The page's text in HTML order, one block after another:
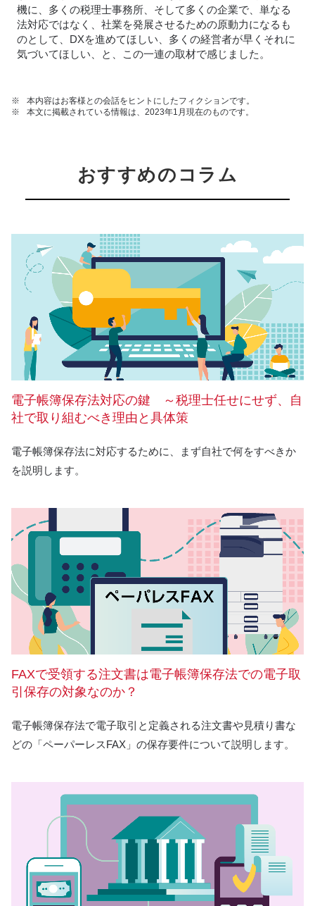
機に、多くの税理士事務所、そして多くの企業で、単なる
法対応ではなく、社業を発展させるための原動力になるも
のとして、DXを進めてほしい、多くの経営者が早くそれに
気づいてほしい、と、この一連の取材で感じました。
※
本内容はお客様との会話をヒントにしたフィクションです。
※
本文に掲載されている情報は、2023年1月現在のものです。
おすすめのコラム
電子帳簿保存法対応の鍵 ～税理士任せにせず、自
社で取り組むべき理由と具体策
電子帳簿保存法に対応するために、まず自社で何をすべきか
を説明します。
FAXで受領する注文書は電子帳簿保存法での電子取
引保存の対象なのか？
電子帳簿保存法で電子取引と定義される注文書や見積り書な
どの「ペーパーレスFAX」の保存要件について説明します。